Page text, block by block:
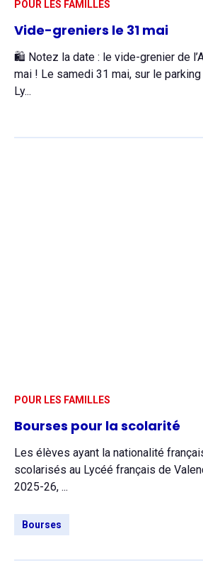
POUR LES FAMILLES
Vide-greniers le 31 mai
🛍️ Notez la date : le vide-grenier de
mai ! Le samedi 31 mai, sur le
Ly...
POUR LES FAMILLES
Bourses pour la scolarité
Les élèves ayant la nationalité
scolarisés au Lycéé français de
2025-26, ...
Bourses